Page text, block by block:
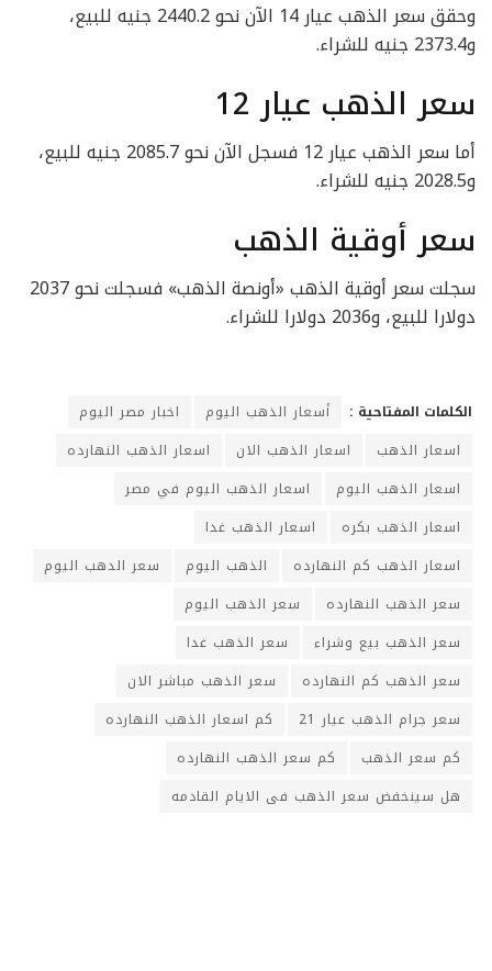
وحقق سعر الذهب عيار 14 الآن نحو 2440.2 جنيه للبيع،
و2373.4 جنيه للشراء.
سعر الذهب عيار 12
أما سعر الذهب عيار 12 فسجل الآن نحو 2085.7 جنيه للبيع،
و2028.5 جنيه للشراء.
سعر أوقية الذهب
سجلت سعر أوقية الذهب «أونصة الذهب» فسجلت نحو 2037
دولارا للبيع، و2036 دولارا للشراء.
الكلمات المفتاحية : أسعار الذهب اليوم
اخبار مصر اليوم
اسعار الذهب
اسعار الذهب الان
اسعار الذهب النهارده
اسعار الذهب اليوم
اسعار الذهب اليوم في مصر
اسعار الذهب بكره
اسعار الذهب غدا
اسعار الذهب كم النهارده
الذهب اليوم
سعر الدهب اليوم
سعر الذهب النهارده
سعر الذهب اليوم
سعر الذهب بيع وشراء
سعر الذهب غدا
سعر الذهب كم النهارده
سعر الذهب مباشر الان
سعر جرام الذهب عيار 21
كم اسعار الذهب النهارده
كم سعر الذهب
كم سعر الذهب النهارده
هل سينخفض سعر الذهب فى الايام القادمه